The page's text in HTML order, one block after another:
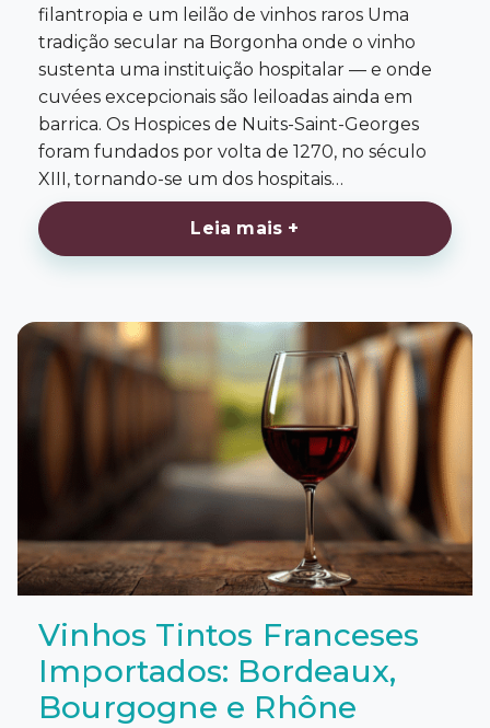
filantropia e um leilão de vinhos raros Uma
tradição secular na Borgonha onde o vinho
sustenta uma instituição hospitalar — e onde
cuvées excepcionais são leiloadas ainda em
barrica. Os Hospices de Nuits-Saint-Georges
foram fundados por volta de 1270, no século
XIII, tornando-se um dos hospitais…
Leia mais +
Vinhos Tintos Franceses
Importados: Bordeaux,
Bourgogne e Rhône